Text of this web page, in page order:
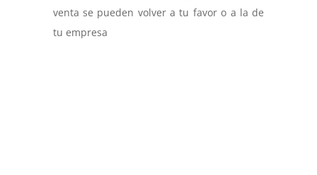
venta se pueden volver a tu favor o a la de
tu empresa